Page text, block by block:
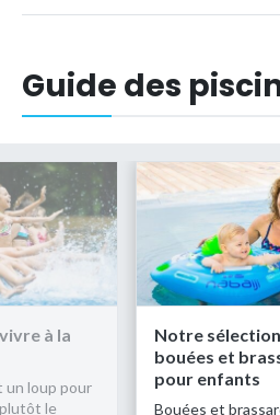
Guide des
Notre sélection de
bouées et brassards
pour enfants
Bouées et brassards sont
Le